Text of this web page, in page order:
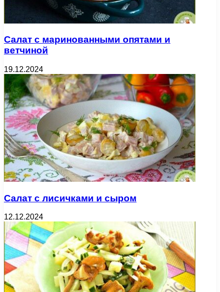
Салат с маринованными опятами и
ветчиной
19.12.2024
Салат с лисичками и сыром
12.12.2024